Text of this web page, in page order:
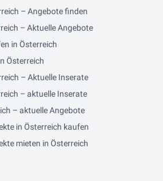
– Angebote finden
– Aktuelle Angebote
in Österreich
Österreich
– Aktuelle Inserate
– aktuelle Inserate
– aktuelle Angebote
in Österreich kaufen
mieten in Österreich